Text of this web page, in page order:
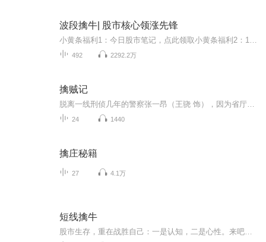
波段擒牛| 股市核心领涨先锋
492 2292.2万
擒贼记
24 1440
擒庄秘籍
27 4.1万
短线擒牛